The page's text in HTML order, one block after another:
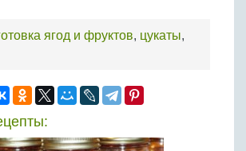
ягод и фруктов, цукаты,